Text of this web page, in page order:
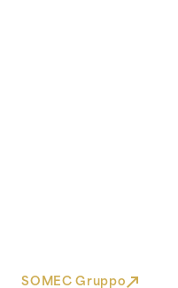
SOMEC Gruppo